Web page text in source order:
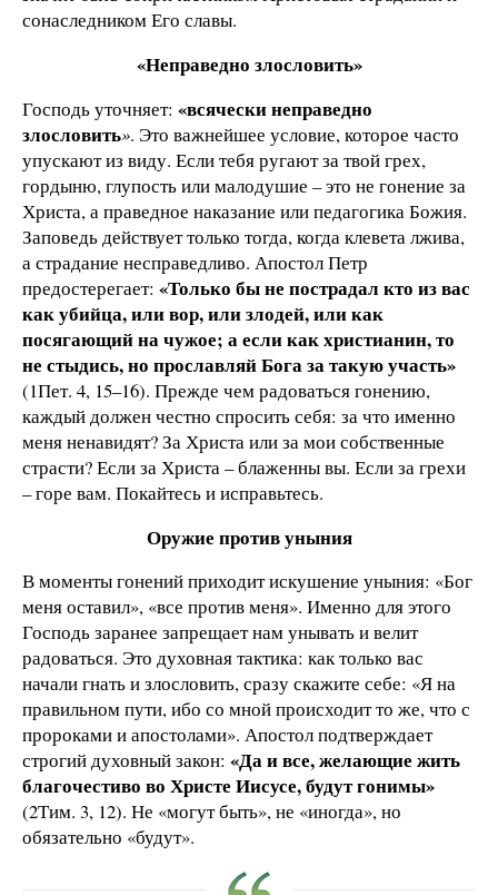
сонаследником Его славы.
«Неправедно злословить»
Господь уточняет: «всячески неправедно
злословить». Это важнейшее условие, которое часто
упускают из виду. Если тебя ругают за твой грех,
гордыню, глупость или малодушие – это не гонение за
Христа, а праведное наказание или педагогика Божия.
Заповедь действует только тогда, когда клевета лжива,
а страдание несправедливо. Апостол Петр
предостерегает: «Только бы не пострадал кто из вас
как убийца, или вор, или злодей, или как
посягающий на чужое; а если как христианин, то
не стыдись, но прославляй Бога за такую участь»
(1Пет. 4, 15–16). Прежде чем радоваться гонению,
каждый должен честно спросить себя: за что именно
меня ненавидят? За Христа или за мои собственные
страсти? Если за Христа – блаженны вы. Если за грехи
– горе вам. Покайтесь и исправьтесь.
Оружие против уныния
В моменты гонений приходит искушение уныния: «Бог
меня оставил», «все против меня». Именно для этого
Господь заранее запрещает нам унывать и велит
радоваться. Это духовная тактика: как только вас
начали гнать и злословить, сразу скажите себе: «Я на
правильном пути, ибо со мной происходит то же, что с
пророками и апостолами». Апостол подтверждает
строгий духовный закон: «Да и все, желающие жить
благочестиво во Христе Иисусе, будут гонимы»
(2Тим. 3, 12). Не «могут быть», не «иногда», но
обязательно «будут».